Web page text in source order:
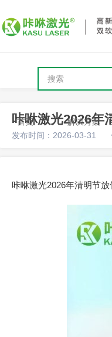
首页 解决方案
咔咻激光2026年
发布时间：2026-03-31
咔咻激光2026年清明节放